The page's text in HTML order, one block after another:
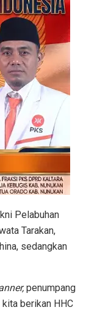
Pelabuhan
Tarakan,
sedangkan
penumpang
berikan HHC